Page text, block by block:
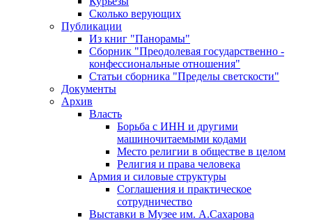
Сколько верующих
Публикации
Из книг "Панорамы"
Сборник "Преодолевая государственно -
конфессиональные отношения"
Статьи сборника "Пределы светскости"
Документы
Архив
Власть
Борьба с ИНН и другими
машиночитаемыми кодами
Место религии в обществе в целом
Религия и права человека
Армия и силовые структуры
Соглашения и практическое
сотрудничество
Выставки в Музее им. А.Сахарова